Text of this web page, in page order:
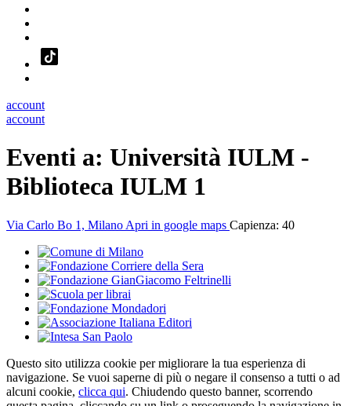
account
account
Eventi a: Università IULM -
Biblioteca IULM 1
Via Carlo Bo 1, Milano Apri in google maps Capienza: 40
Questo sito utilizza cookie per migliorare la tua esperienza di
navigazione. Se vuoi saperne di più o negare il consenso a tutti o ad
alcuni cookie, clicca qui. Chiudendo questo banner, scorrendo